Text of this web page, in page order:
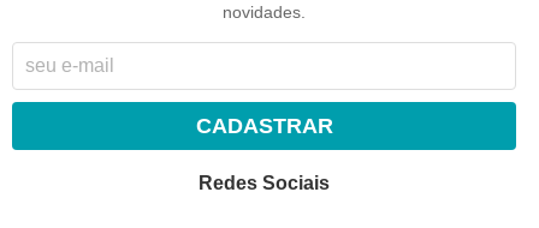
novidades.
CADASTRAR
Redes Sociais